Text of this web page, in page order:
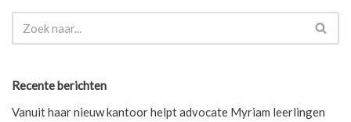
Recente berichten
Vanuit haar nieuw kantoor helpt advocate Myriam leerlingen